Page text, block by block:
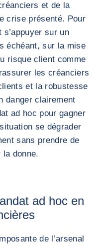
et de la
crise présenté. Pour
sur un
échéant, sur la mise
risque client comme
les créanciers
et la robustesse
danger clairement
ad hoc pour gagner
se dégrader
sans prendre de
donne.
ad hoc en
de l’arsenal